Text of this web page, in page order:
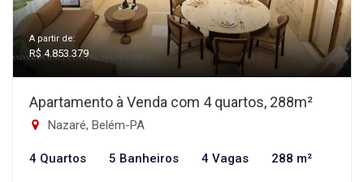
A partir de:
R$ 4.853.379
Apartamento à Venda com 4 quartos, 288m²
Nazaré, Belém-PA
4 Quartos 5 Banheiros 4 Vagas 288 m²